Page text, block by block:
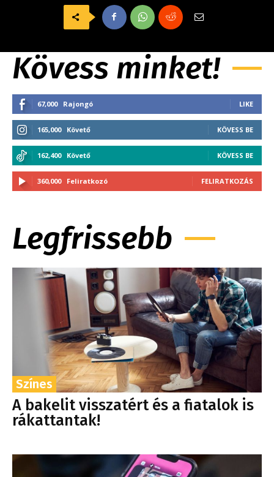
Kövess minket!
67,000 Rajongó LIKE
165,000 Követő KÖVESS BE
162,400 Követő KÖVESS BE
360,000 Feliratkozó FELIRATKOZÁS
Legfrissebb
Színes
A bakelit visszatért és a fiatalok is
rákattantak!